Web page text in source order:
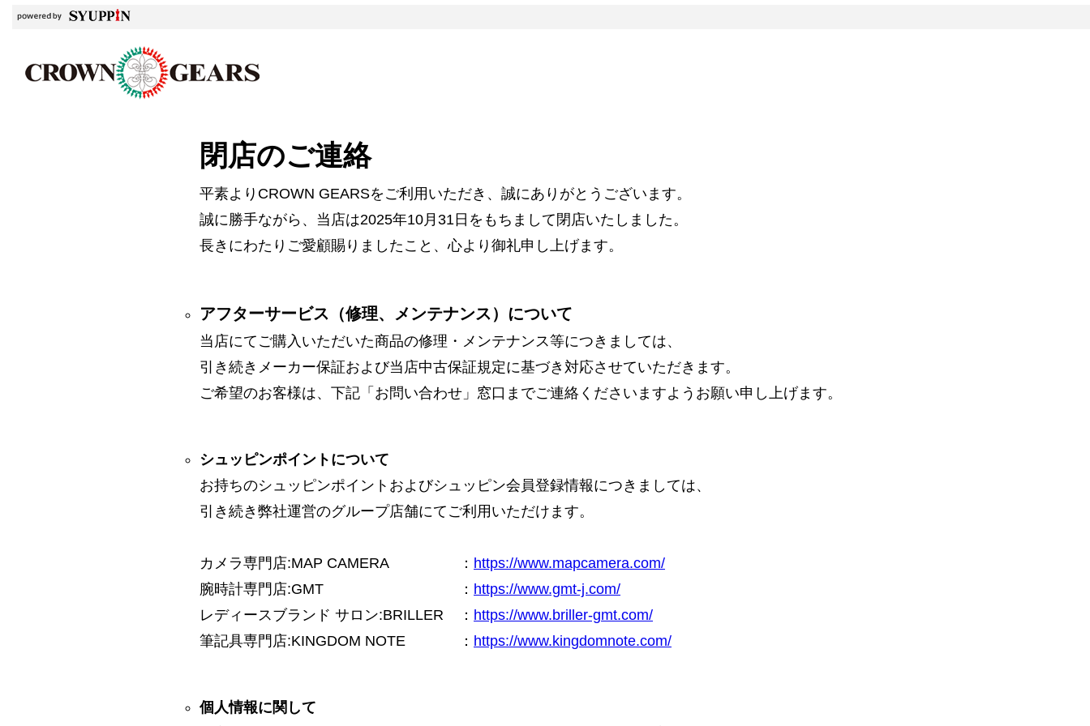
閉店のご連絡
平素よりCROWN GEARSをご利用いただき、誠にありがとうございます。
誠に勝手ながら、当店は2025年10月31日をもちまして閉店いたしました。
長きにわたりご愛顧賜りましたこと、心より御礼申し上げます。
アフターサービス（修理、メンテナンス）について
当店にてご購入いただいた商品の修理・メンテナンス等につきましては、
引き続きメーカー保証および当店中古保証規定に基づき対応させていただきます。
ご希望のお客様は、下記「お問い合わせ」窓口までご連絡くださいますようお願い申し上げます。
シュッピンポイントについて
お持ちのシュッピンポイントおよびシュッピン会員登録情報につきましては、
引き続き弊社運営のグループ店舗にてご利用いただけます。
カメラ専門店:MAP CAMERA ： https://www.mapcamera.com/
腕時計専門店:GMT
： https://www.gmt-j.com/
レディースブランド サロン:BRILLER
： https://www.briller-gmt.com/
筆記具専門店:KINGDOM NOTE
： https://www.kingdomnote.com/
個人情報に関して